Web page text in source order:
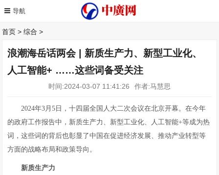
首页 >综合 >
浪潮海岳话两会 | 新质生产力、新型工业化、
人工智能+ ……这些词备受关注
时间:2024-03-07 11:41:26 作者:马慧思
2024年3月5日，十四届全国人大二次会议在北京开幕。在今年
的政府工作报告中，新质生产力、新型工业化、人工智能+等成为热
词，这些词的背后也彰显了中国在促进经济发展、推动产业转型等
方面的战略布局和政策导向。
新质生产力